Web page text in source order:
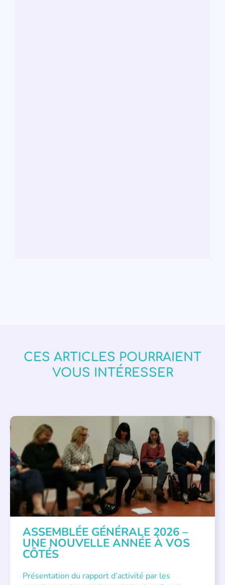
CES ARTICLES POURRAIENT
VOUS INTÉRESSER
APPEL À SOUTIEN , VIE DE L'ASSOCIATION
ASSEMBLÉE GÉNÉRALE 2026 –
UNE NOUVELLE ANNÉE À VOS
CÔTÉS
Présentation du rapport d’activité par les